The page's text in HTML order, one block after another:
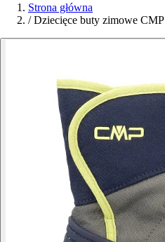
Strona główna
/ Dziecięce buty zimowe CMP